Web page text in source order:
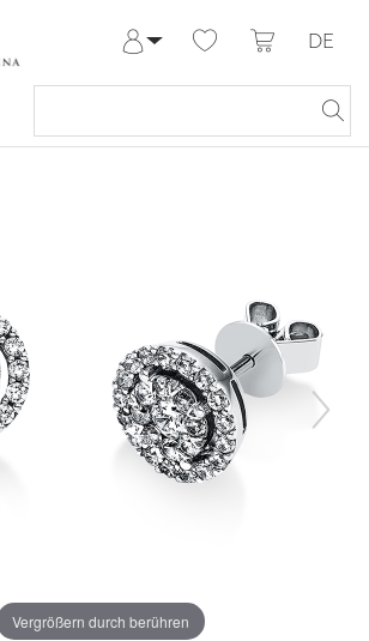
Meine Bestellungen
DE
Vergrößern durch berühren